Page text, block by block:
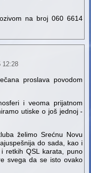
na broj 060 6614
12:28
proslava povodom
i veoma prijatnom
utiske o još jednoj -
želimo Srećnu Novu
do sada, kao i
retkih QSL karata, puno
svega da se isto ovako